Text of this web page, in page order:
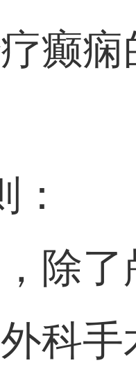
癫痫
除了
科手